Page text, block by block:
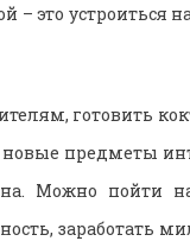
это устроиться
готовить
предметы
Можно пойти
заработать